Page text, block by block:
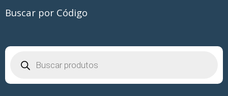
Buscar por Código
produtos